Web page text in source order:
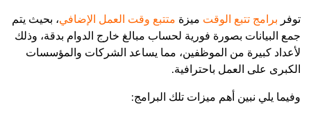
توفر برامج تتبع الوقت ميزة متتبع وقت العمل الإضافي، بحيث يتم
جمع البيانات بصورة فورية لحساب مبالغ خارج الدوام بدقة، وذلك
لأعداد كبيرة من الموظفين، مما يساعد الشركات والمؤسسات
الكبرى على العمل باحترافية.
وفيما يلي نبين أهم ميزات تلك البرامج: